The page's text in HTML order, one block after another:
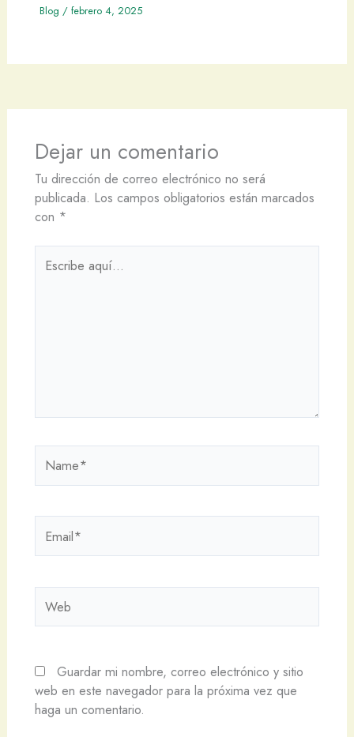
Blog / febrero 4, 2025
Dejar un comentario
Tu dirección de correo electrónico no será
publicada. Los campos obligatorios están marcados
con *
aquí...
Guardar mi nombre, correo electrónico y sitio
web en este navegador para la próxima vez que
haga un comentario.